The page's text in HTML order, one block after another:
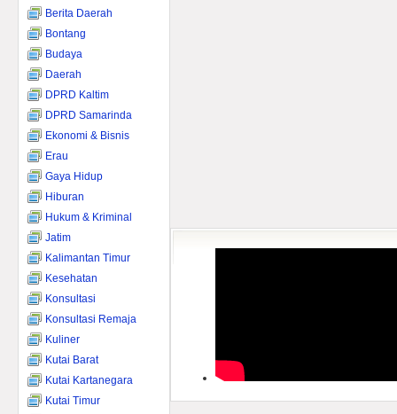
Berita Daerah
Bontang
Budaya
Daerah
DPRD Kaltim
DPRD Samarinda
Ekonomi & Bisnis
Erau
Gaya Hidup
Hiburan
Hukum & Kriminal
Jatim
Kalimantan Timur
Kesehatan
Konsultasi
Konsultasi Remaja
Kuliner
Kutai Barat
Kutai Kartanegara
Kutai Timur